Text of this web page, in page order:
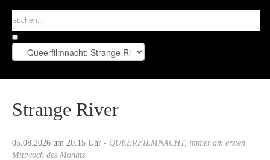
Strange River
05.08.2026 um 20.15 Uhr - QUEERFILMNACHT, immer am ersten
Mittwoch des Monats